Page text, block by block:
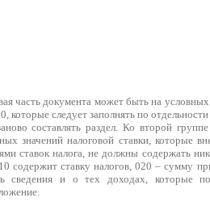
часть документа может быть на
которые следует заполнять по
составлять раздел. Ко второй
значений налоговой ставки, которые
ставок налога, не должны содержать
содержит ставку налогов, 020 – сумму
сведения и о тех доходах, которые